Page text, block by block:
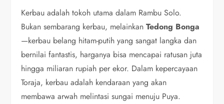
Kerbau adalah tokoh utama dalam Rambu Solo.
Bukan sembarang kerbau, melainkanTedong Bonga
—kerbau belang hitam-putih yang sangat langka dan
bernilai fantastis, harganya bisa mencapai ratusan juta
hingga miliaran rupiah per ekor. Dalam kepercayaan
Toraja, kerbau adalah kendaraan yang akan
membawa arwah melintasi sungai menuju Puya.